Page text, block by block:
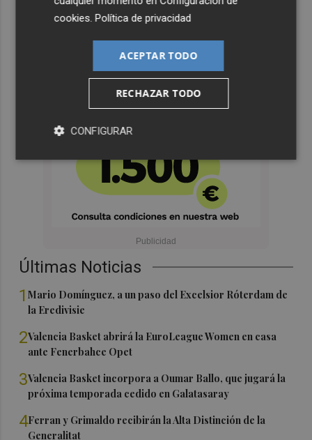
Últimas Noticias
1Mario Domínguez, a un paso del Excelsior Róterdam de
la Eredivisie
2Valencia Basket abrirá la EuroLeague Women en casa
ante Fenerbahce Opet
3Valencia Basket incorpora a Oumar Ballo, que jugará la
próxima temporada cedido en Galatasaray
4Ferran y Grimaldo recibirán la Alta Distinción de la
Generalitat
cookies.Política de privacidad
ACEPTAR TODO
RECHAZAR TODO
CONFIGURAR